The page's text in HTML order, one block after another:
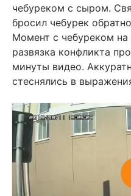
чебуреком с сыром.
бросил чебурек
Момент с чебуреком на
развязка конфликта
минуты видео.
стеснялись в